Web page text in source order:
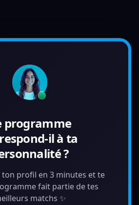
programme
il à ta
?
ton profil en 3 minutes et te
fait partie de tes
matchs ✨